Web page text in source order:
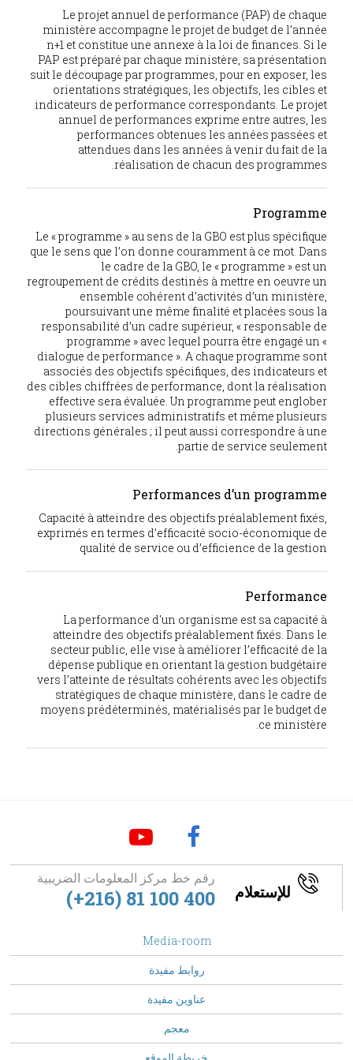
Le projet annuel de performance (PAP) de chaque
ministère accompagne le projet de budget de l’année
n+1 et constitue une annexe à la loi de finances. Si le
PAP est préparé par chaque ministère, sa présentation
suit le découpage par programmes, pour en exposer, les
orientations stratégiques, les objectifs, les cibles et
indicateurs de performance correspondants. Le projet
annuel de performances exprime entre autres, les
performances obtenues les années passées et
attendues dans les années à venir du fait de la
réalisation de chacun des programmes.
Programme
Le « programme » au sens de la GBO est plus spécifique
que le sens que l’on donne couramment à ce mot. Dans
le cadre de la GBO, le « programme » est un
regroupement de crédits destinés à mettre en oeuvre un
ensemble cohérent d’activités d’un ministère,
poursuivant une même finalité et placées sous la
responsabilité d’un cadre supérieur, « responsable de
programme » avec lequel pourra être engagé un «
dialogue de performance ». A chaque programme sont
associés des objectifs spécifiques, des indicateurs et
des cibles chiffrées de performance, dont la réalisation
effective sera évaluée. Un programme peut englober
plusieurs services administratifs et même plusieurs
directions générales ; il peut aussi correspondre à une
partie de service seulement.
Performances d’un programme
Capacité à atteindre des objectifs préalablement fixés,
exprimés en termes d’efficacité socio-économique de
qualité de service ou d’efficience de la gestion
Performance
La performance d'un organisme est sa capacité à
atteindre des objectifs préalablement fixés. Dans le
secteur public, elle vise à améliorer l’efficacité de la
dépense publique en orientant la gestion budgétaire
vers l’atteinte de résultats cohérents avec les objectifs
stratégiques de chaque ministère, dans le cadre de
moyens prédéterminés, matérialisés par le budget de
ce ministère.
للإستعلام
رقم خط مركز المعلومات الضريبية
(+216) 81 100 400
Media-room
روابط مفيدة
عناوين مفيدة
معجم
خريطة الموقع